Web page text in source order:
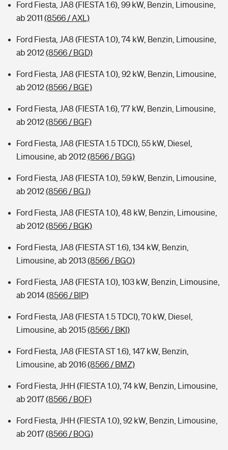
Ford Fiesta, JA8 (FIESTA 1.6), 99 kW, Benzin, Limousine,
ab 2011 (8566 / AXL)
Ford Fiesta, JA8 (FIESTA 1.0), 74 kW, Benzin, Limousine,
ab 2012(8566 / BGD)
Ford Fiesta, JA8 (FIESTA 1.0), 92 kW, Benzin, Limousine,
ab 2012(8566 / BGE)
Ford Fiesta, JA8 (FIESTA 1.6), 77 kW, Benzin, Limousine,
ab 2012(8566 / BGF)
Ford Fiesta, JA8 (FIESTA 1.5 TDCI), 55 kW, Diesel,
Limousine, ab 2012(8566 / BGG)
Ford Fiesta, JA8 (FIESTA 1.0), 59 kW, Benzin, Limousine,
ab 2012(8566 / BGJ)
Ford Fiesta, JA8 (FIESTA 1.0), 48 kW, Benzin, Limousine,
ab 2012(8566 / BGK)
Ford Fiesta, JA8 (FIESTA ST 1.6), 134 kW, Benzin,
Limousine, ab 2013(8566 / BGQ)
Ford Fiesta, JA8 (FIESTA 1.0), 103 kW, Benzin, Limousine,
ab 2014(8566 / BIP)
Ford Fiesta, JA8 (FIESTA 1.5 TDCI), 70 kW, Diesel,
Limousine, ab 2015(8566 / BKI)
Ford Fiesta, JA8 (FIESTA ST 1.6), 147 kW, Benzin,
Limousine, ab 2016(8566 / BMZ)
Ford Fiesta, JHH (FIESTA 1.0), 74 kW, Benzin, Limousine,
ab 2017(8566 / BOF)
Ford Fiesta, JHH (FIESTA 1.0), 92 kW, Benzin, Limousine,
ab 2017(8566 / BOG)